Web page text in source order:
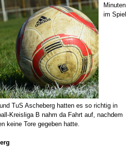
Minuten
im Spiel
TuS Ascheberg hatten es so richtig in
Kreisliga B nahm da Fahrt auf, nachdem
keine Tore gegeben hatte.